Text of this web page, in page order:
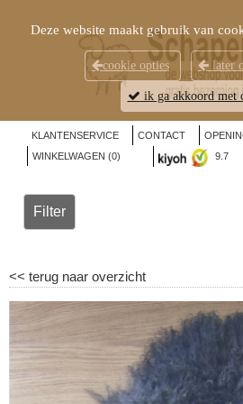
KLANTENSERVICE CONTACT
WINKELWAGEN (0) 9.7
Filter
<< terug naar overzicht
Deze website maakt gebruik van
cookie opties later
ik ga akkoord met